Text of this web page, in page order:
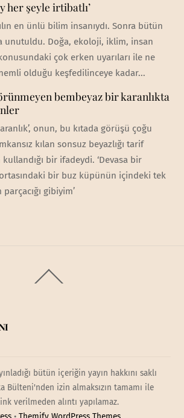
her şeyle irtibatlı’
en ünlü bilim insanıydı. Sonra bütün
unutuldu. Doğa, ekoloji, iklim, insan
çok erken uyarıları ile ne
olduğu keşfedilinceye kadar...
bembeyaz bir karanlıkta
onun, bu kıtada görüşü çoğu
kılan sonsuz beyazlığı tarif
bir ifadeydi. ‘Devasa bir
bir buz küpünün içindeki tek
gibiyim’
To
bütün içeriğin yayın hakkını saklı
Bülteni'nden izin almaksızın tamamı ile
verilmeden alıntı yapılamaz.